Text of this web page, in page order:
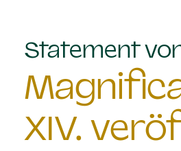
Statement
XIV.